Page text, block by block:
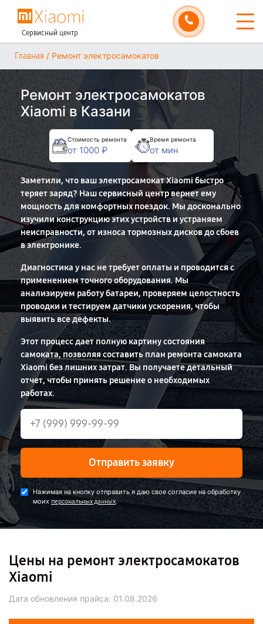
Сервисный центр
Главная / Ремонт электросамокатов
Ремонт электросамокатов
Xiaomi в Казани
Стоимость ремонта
от 1000 ₽
Время ремонта
от мин
Заметили, что ваш электросамокат Xiaomi быстро
теряет заряд? Наш сервисный центр вернет ему
мощность для комфортных поездок. Мы досконально
изучили конструкцию этих устройств и устраняем
неисправности, от износа тормозных дисков до сбоев
в электронике.
Диагностика у нас не требует оплаты и проводится с
применением точного оборудования. Мы
анализируем работу батареи, проверяем целостность
проводки и тестируем датчики ускорения, чтобы
выявить все дефекты.
Этот процесс дает полную картину состояния
самоката, позволяя составить план ремонта самоката
Xiaomi без лишних затрат. Вы получаете детальный
отчет, чтобы принять решение о необходимых
работах.
Отправить заявку
Нажимая на кнопку отправить я даю свое согласие на обработку
моих персональных данных.
Цены на ремонт электросамокатов
Xiaomi
Дата обновления прайса: 01.08.2026